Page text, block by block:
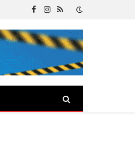
Facebook
Instagram
RSS